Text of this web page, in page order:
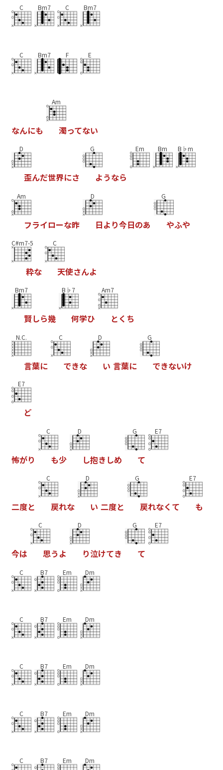
C Bm7 C Bm7
C Bm7 F E
なんにも
Am
濁ってない
D
歪んた世界にさ
G
ようなら
Em Bm B♭m
Am
フライローな昨
D
日よ り今日のあ
G
やふや
C#m7-5
粋な
C
天使さんよ
Bm7
賢しら幾
B♭7
何学ひ
Am7
と く ち
N.C.
言葉に
C
てきな
D
い 言葉に
G
てきないけ
E7
と
怖かり
C
も少
D
し抱き しめ
G
て
E7
二度と
C
戻れな
D
い 二度と
G
戻れなく て
E7
も
今は
C
思う よ
D
り泣けてき
G
て
E7
C B7 Em Dm
C B7 Em Dm
C B7 Em Dm
C B7 Em Dm
C B7 Em Dm